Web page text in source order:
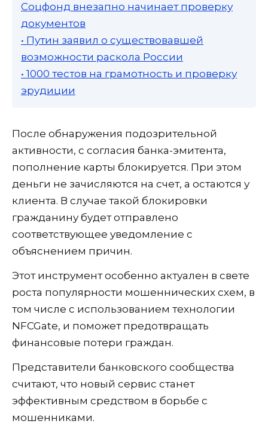
Соцфонд внезапно начинает проверку
документов
• Путин заявил о существовавшей
возможности раскола России
• 1000 тестов на грамотность и проверку
эрудиции
После обнаружения подозрительной
активности, с согласия банка-эмитента,
пополнение карты блокируется. При этом
деньги не зачисляются на счет, а остаются у
клиента. В случае такой блокировки
гражданину будет отправлено
соответствующее уведомление с
объяснением причин.
Этот инструмент особенно актуален в свете
роста популярности мошеннических схем, в
том числе с использованием технологии
NFCGate, и поможет предотвращать
финансовые потери граждан.
Представители банковского сообщества
считают, что новый сервис станет
эффективным средством в борьбе с
мошенниками.